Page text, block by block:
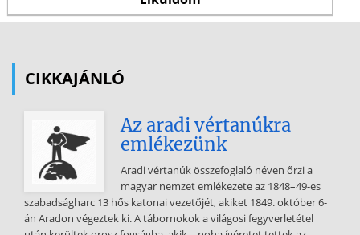
CIKKAJÁNLÓ
Az aradi vértanúkra
emlékezünk
Aradi vértanúk összefoglaló néven őrzi a
magyar nemzet emlékezete az 1848–49-es
szabadságharc 13 hős katonai vezetőjét, akiket 1849. október 6-
án Aradon végeztek ki. A tábornokok a világosi fegyverletétel